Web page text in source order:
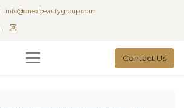
info@onexbeautygroup.com
Contact Us